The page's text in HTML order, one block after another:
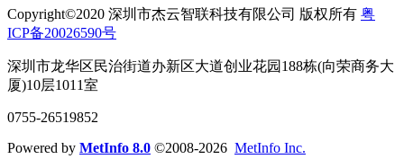
Copyright©2020 深圳市杰云智联科技有限公司 版权所有 粤
ICP备20026590号
深圳市龙华区民治街道办新区大道创业花园188栋(向荣商务大
厦)10层1011室
0755-26519852
Powered by MetInfo 8.0 ©2008-2026 MetInfo Inc.